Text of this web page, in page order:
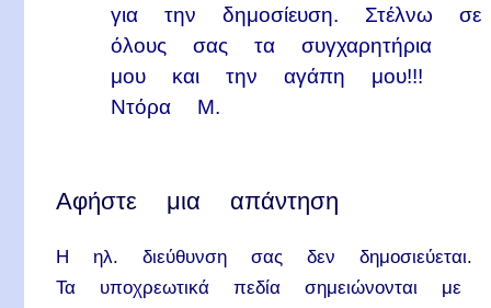
για την δημοσίευση. Στέλνω σε
όλους σας τα συγχαρητήρια
μου και την αγάπη μου!!!
Ντόρα Μ.
Αφήστε μια απάντηση
Η ηλ. διεύθυνση σας δεν δημοσιεύεται.
Τα υποχρεωτικά πεδία σημειώνονται με